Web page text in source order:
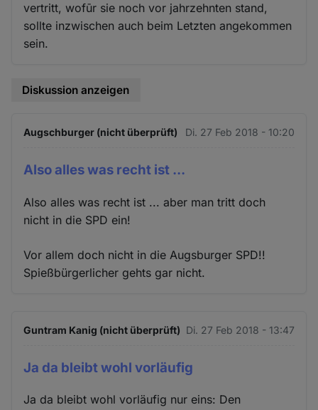
vertritt, wofūr sie noch vor jahrzehnten stand,
sollte inzwischen auch beim Letzten angekommen
sein.
Diskussion anzeigen
Augschburger (nicht überprüft) Di. 27 Feb 2018 - 10:20
Also alles was recht ist ...
Also alles was recht ist ... aber man tritt doch
nicht in die SPD ein!
Vor allem doch nicht in die Augsburger SPD!!
Spießbürgerlicher gehts gar nicht.
Guntram Kanig (nicht überprüft) Di. 27 Feb 2018 - 13:47
Ja da bleibt wohl vorläufig
Ja da bleibt wohl vorläufig nur eins: Den